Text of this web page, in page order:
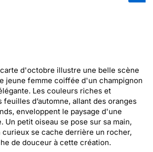
d'octobre illustre une belle scène
jeune femme coiffée d'un champignon
Les couleurs riches et
d’automne, allant des oranges
enveloppent le paysage d'une
Un petit oiseau se pose sur sa main,
curieux se cache derrière un rocher,
de douceur à cette création.